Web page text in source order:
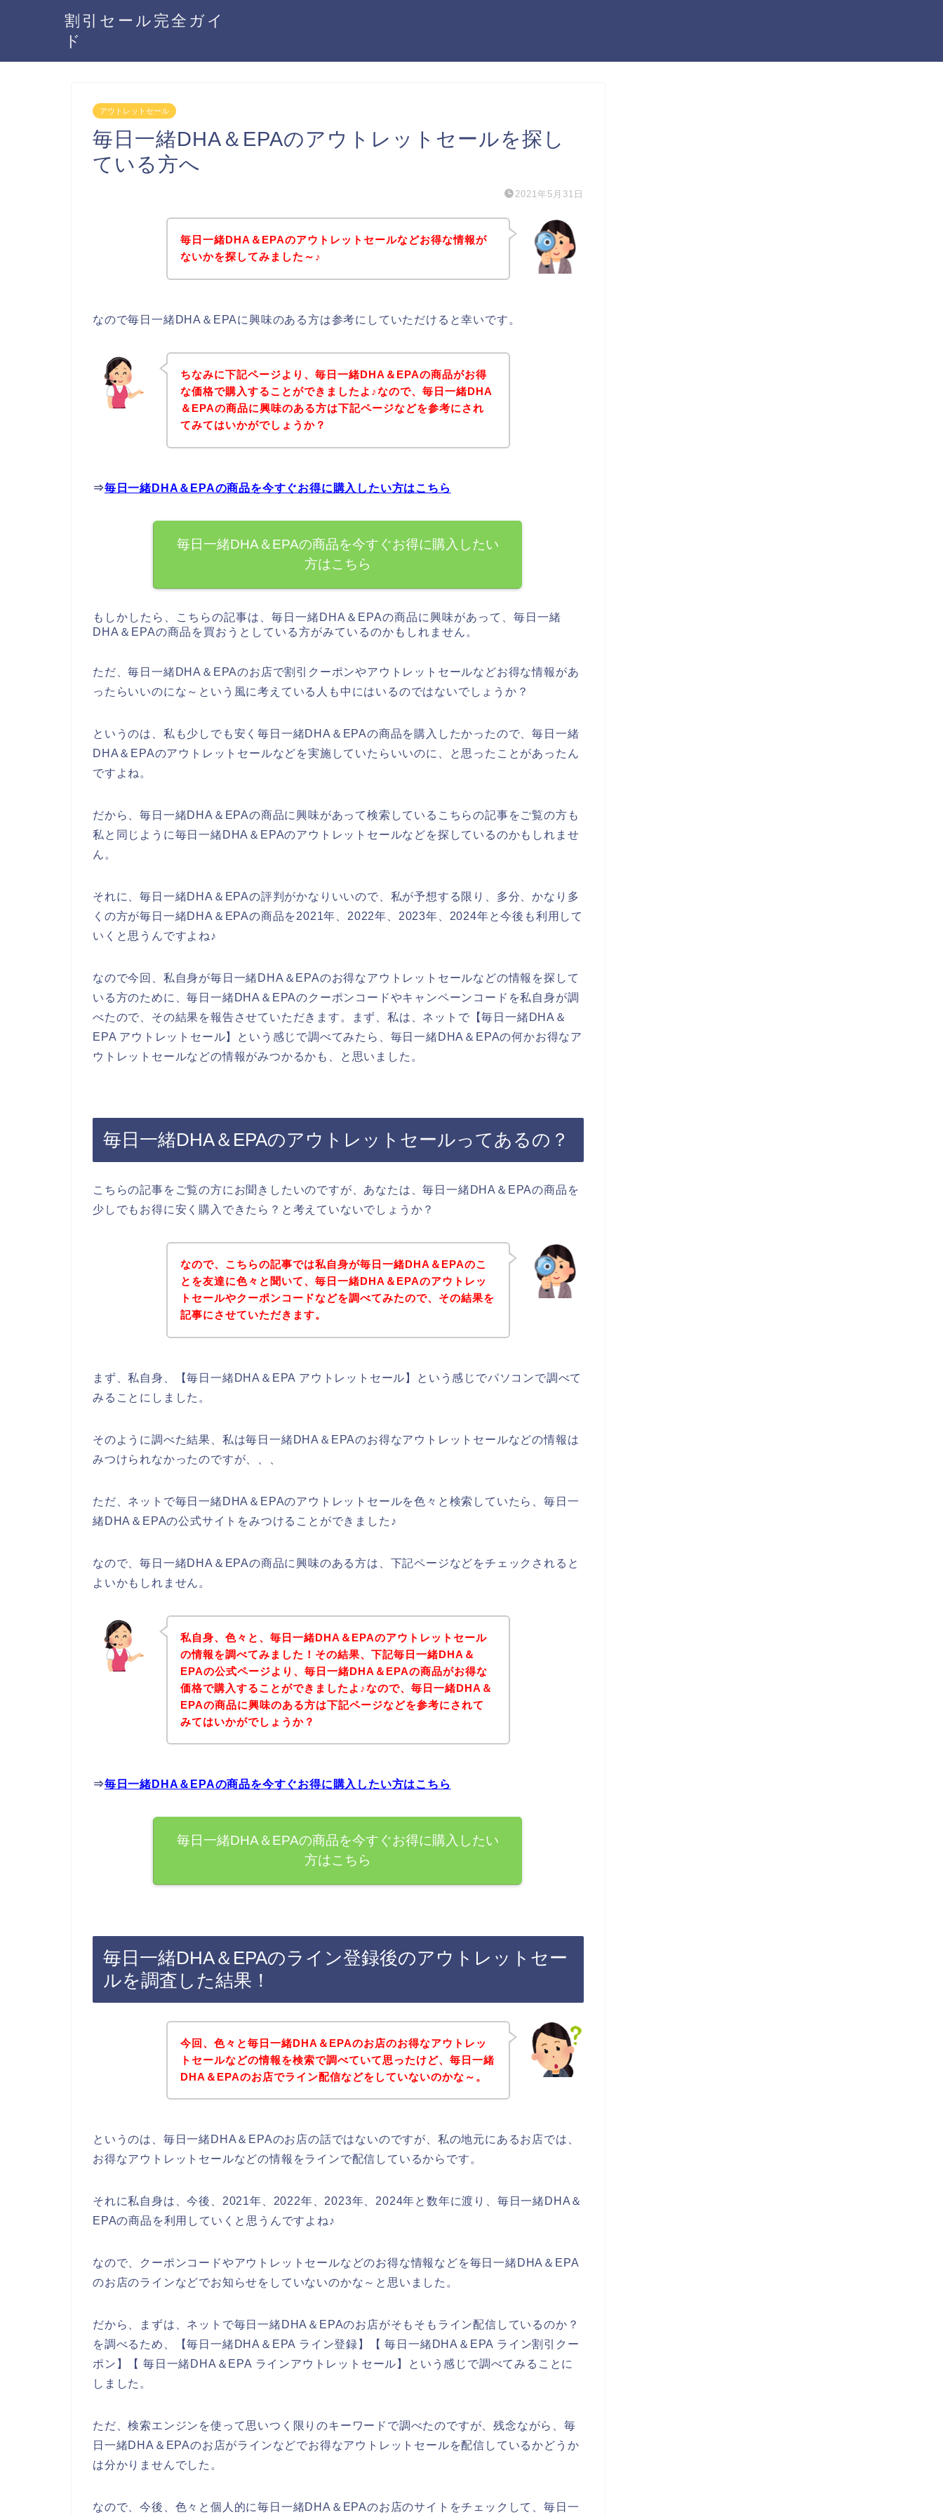
割引セール完全ガイ
ド
アウトレットセール
毎日一緒DHA＆EPAのアウトレットセールを探し
ている方へ
2021年5月31日
毎日一緒DHA＆EPAのアウトレットセールなどお得な情報が
ないかを探してみました～♪
なので毎日一緒DHA＆EPAに興味のある方は参考にしていただけると幸いです。
ちなみに下記ページより、毎日一緒DHA＆EPAの商品がお得
な価格で購入することができましたよ♪なので、毎日一緒DHA
＆EPAの商品に興味のある方は下記ページなどを参考にされ
てみてはいかがでしょうか？
⇒毎日一緒DHA＆EPAの商品を今すぐお得に購入したい方はこちら
毎日一緒DHA＆EPAの商品を今すぐお得に購入したい
方はこちら
もしかしたら、こちらの記事は、毎日一緒DHA＆EPAの商品に興味があって、毎日一緒
DHA＆EPAの商品を買おうとしている方がみているのかもしれません。
ただ、毎日一緒DHA＆EPAのお店で割引クーポンやアウトレットセールなどお得な情報があ
ったらいいのにな～という風に考えている人も中にはいるのではないでしょうか？
というのは、私も少しでも安く毎日一緒DHA＆EPAの商品を購入したかったので、毎日一緒
DHA＆EPAのアウトレットセールなどを実施していたらいいのに、と思ったことがあったん
ですよね。
だから、毎日一緒DHA＆EPAの商品に興味があって検索しているこちらの記事をご覧の方も
私と同じように毎日一緒DHA＆EPAのアウトレットセールなどを探しているのかもしれませ
ん。
それに、毎日一緒DHA＆EPAの評判がかなりいいので、私が予想する限り、多分、かなり多
くの方が毎日一緒DHA＆EPAの商品を2021年、2022年、2023年、2024年と今後も利用して
いくと思うんですよね♪
なので今回、私自身が毎日一緒DHA＆EPAのお得なアウトレットセールなどの情報を探して
いる方のために、毎日一緒DHA＆EPAのクーポンコードやキャンペーンコードを私自身が調
べたので、その結果を報告させていただきます。まず、私は、ネットで【毎日一緒DHA＆
EPA アウトレットセール】という感じで調べてみたら、毎日一緒DHA＆EPAの何かお得なア
ウトレットセールなどの情報がみつかるかも、と思いました。
毎日一緒DHA＆EPAのアウトレットセールってあるの？
こちらの記事をご覧の方にお聞きしたいのですが、あなたは、毎日一緒DHA＆EPAの商品を
少しでもお得に安く購入できたら？と考えていないでしょうか？
なので、こちらの記事では私自身が毎日一緒DHA＆EPAのこ
とを友達に色々と聞いて、毎日一緒DHA＆EPAのアウトレッ
トセールやクーポンコードなどを調べてみたので、その結果を
記事にさせていただきます。
まず、私自身、【毎日一緒DHA＆EPA アウトレットセール】という感じでパソコンで調べて
みることにしました。
そのように調べた結果、私は毎日一緒DHA＆EPAのお得なアウトレットセールなどの情報は
みつけられなかったのですが、、、
ただ、ネットで毎日一緒DHA＆EPAのアウトレットセールを色々と検索していたら、毎日一
緒DHA＆EPAの公式サイトをみつけることができました♪
なので、毎日一緒DHA＆EPAの商品に興味のある方は、下記ページなどをチェックされると
よいかもしれません。
私自身、色々と、毎日一緒DHA＆EPAのアウトレットセール
の情報を調べてみました！その結果、下記毎日一緒DHA＆
EPAの公式ページより、毎日一緒DHA＆EPAの商品がお得な
価格で購入することができましたよ♪なので、毎日一緒DHA＆
EPAの商品に興味のある方は下記ページなどを参考にされて
みてはいかがでしょうか？
⇒毎日一緒DHA＆EPAの商品を今すぐお得に購入したい方はこちら
毎日一緒DHA＆EPAの商品を今すぐお得に購入したい
方はこちら
毎日一緒DHA＆EPAのライン登録後のアウトレットセー
ルを調査した結果！
今回、色々と毎日一緒DHA＆EPAのお店のお得なアウトレッ
トセールなどの情報を検索で調べていて思ったけど、毎日一緒
DHA＆EPAのお店でライン配信などをしていないのかな～。
というのは、毎日一緒DHA＆EPAのお店の話ではないのですが、私の地元にあるお店では、
お得なアウトレットセールなどの情報をラインで配信しているからです。
それに私自身は、今後、2021年、2022年、2023年、2024年と数年に渡り、毎日一緒DHA＆
EPAの商品を利用していくと思うんですよね♪
なので、クーポンコードやアウトレットセールなどのお得な情報などを毎日一緒DHA＆EPA
のお店のラインなどでお知らせをしていないのかな～と思いました。
だから、まずは、ネットで毎日一緒DHA＆EPAのお店がそもそもライン配信しているのか？
を調べるため、【毎日一緒DHA＆EPA ライン登録】【 毎日一緒DHA＆EPA ライン割引クー
ポン】【 毎日一緒DHA＆EPA ラインアウトレットセール】という感じで調べてみることに
しました。
ただ、検索エンジンを使って思いつく限りのキーワードで調べたのですが、残念ながら、毎
日一緒DHA＆EPAのお店がラインなどでお得なアウトレットセールを配信しているかどうか
は分かりませんでした。
なので、今後、色々と個人的に毎日一緒DHA＆EPAのお店のサイトをチェックして、毎日一